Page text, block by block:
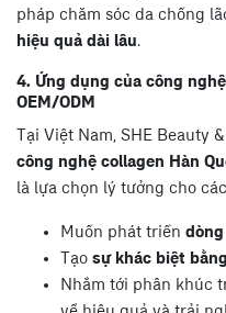
pháp chăm sóc da chống
hiệu quả dài lâu.
4. Ứng dụng của công
OEM/ODM
Tại Việt Nam, SHE Beauty
công nghệ collagen Hàn
là lựa chọn lý tưởng cho
Muốn phát triển
Tạo sự khác biệt
Nhắm tới phân khúc